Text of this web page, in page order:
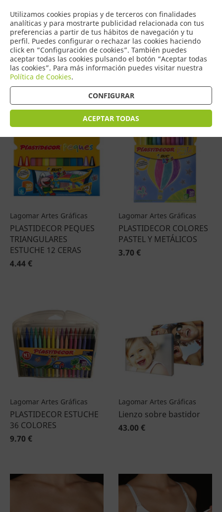
Utilizamos cookies propias y de terceros con finalidades
analíticas y para mostrarte publicidad relacionada con tus
preferencias a partir de tus hábitos de navegación y tu
perfil. Puedes configurar o rechazar las cookies haciendo
click en “Configuración de cookies”. También puedes
aceptar todas las cookies pulsando el botón “Aceptar todas
las cookies”. Para más información puedes visitar nuestra
Política de Cookies.
CONFIGURAR
ACEPTAR TODAS
0
COMERCIO
DE TORRIJOS
Productos (4587)
Ordenar por precio
Lagomar Artes Gráficas
PLASTIDECOR PEQUES
TRIANGULARES
ESTUCHE 12 CERAS
4.44 €
Lagomar Artes Gráficas
PLASTIDECOR COLORES
PASTEL Y METÁLICOS
3.70 €
Lagomar Artes Gráficas
PLASTIDECOR ESTUCHE
36 COLORES
9.70 €
Lagomar Artes Gráficas
Lienzo sobre bastidor
43.00 €